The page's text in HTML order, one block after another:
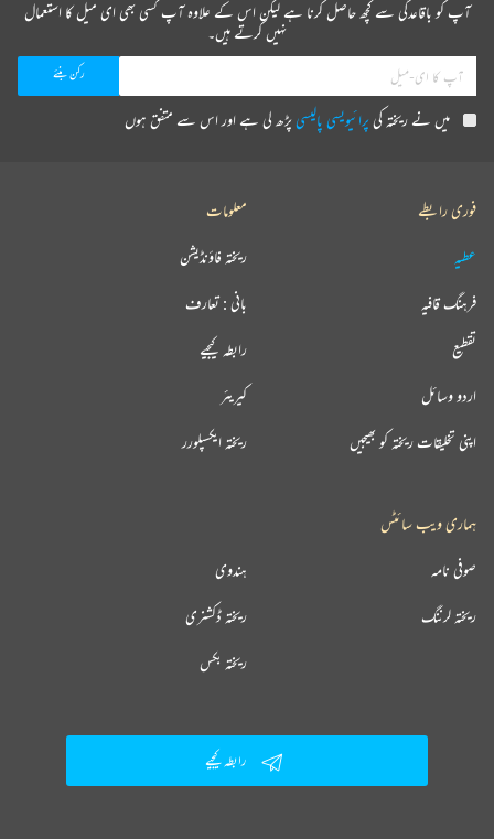
آپ کو باقاعدگی سے کچھ حاصل کرنا ہے لیکن اس کے علاوہ آپ کسی بھی ای میل کا استعمال
نہیں کرتے ہیں۔
میں نے ریختہ کیپرائیویسی پالیسیپڑھ لی ہے اور اس سے متفق ہوں
فوری رابطے
عطیہ
فرہنگ قافیہ
تقطیع
اردو وسائل
اپنی تخلیقات ریختہ کو بھیجیں
معلومات
ریختہ فاؤنڈیشن
بانی : تعارف
رابطہ کیجیے
کیریئر
ریختہ ایکسپلورر
ہماری ویب سائٹس
ہندوی صوفی نامہ
ریختہ ڈکشنری ریختہ لرننگ
ریختہ بکس
رابطہ کیجیے